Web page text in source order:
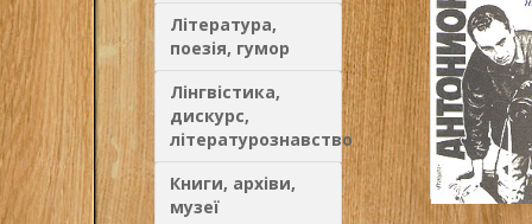
Література,
поезія, гумор
Лінгвістика,
дискурс,
літературознавство
Книги, архіви,
музеї